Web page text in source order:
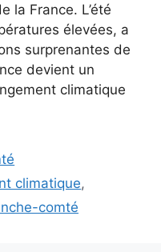
la France. L’été
élevées, a
surprenantes de
devient un
climatique
climatique,
comté